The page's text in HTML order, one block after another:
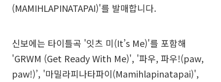
(MAMIHLAPINATAPAI)'를 발매합니다.
신보에는 타이틀곡 '잇츠 미(It’s Me)'를 포함해
'GRWM (Get Ready With Me)', '파우, 파우!(paw,
paw!)’, '마밀라피나타파이(Mamihlapinatapai)',